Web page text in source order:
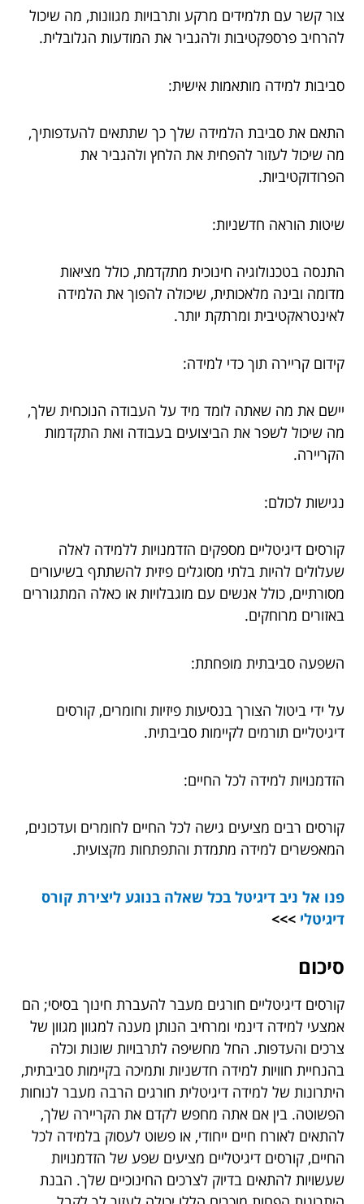
צור קשר עם תלמידים מרקע ותרבויות מגוונות, מה שיכול
להרחיב פרספקטיבות ולהגביר את המודעות הגלובלית.
סביבות למידה מותאמות אישית:
התאם את סביבת הלמידה שלך כך שתתאים להעדפותיך,
מה שיכול לעזור להפחית את הלחץ ולהגביר את
הפרודוקטיביות.
שיטות הוראה חדשניות:
התנסה בטכנולוגיה חינוכית מתקדמת, כולל מציאות
מדומה ובינה מלאכותית, שיכולה להפוך את הלמידה
לאינטראקטיבית ומרתקת יותר.
קידום קריירה תוך כדי למידה:
יישם את מה שאתה לומד מיד על העבודה הנוכחית שלך,
מה שיכול לשפר את הביצועים בעבודה ואת התקדמות
הקריירה.
נגישות לכולם:
קורסים דיגיטליים מספקים הזדמנויות ללמידה לאלה
שעלולים להיות בלתי מסוגלים פיזית להשתתף בשיעורים
מסורתיים, כולל אנשים עם מוגבלויות או כאלה המתגוררים
באזורים מרוחקים.
השפעה סביבתית מופחתת:
על ידי ביטול הצורך בנסיעות פיזיות וחומרים, קורסים
דיגיטליים תורמים לקיימות סביבתית.
הזדמנויות למידה לכל החיים:
קורסים רבים מציעים גישה לכל החיים לחומרים ועדכונים,
המאפשרים למידה מתמדת והתפתחות מקצועית.
פנו אל ניב דיגיטל בכל שאלה בנוגע ליצירת קורס
דיגיטלי >>>
סיכום
קורסים דיגיטליים חורגים מעבר להעברת חינוך בסיסי; הם
אמצעי למידה דינמי ומרחיב הנותן מענה למגוון מגוון של
צרכים והעדפות. החל מחשיפה לתרבויות שונות וכלה
בהנחיית חוויות למידה חדשניות ותמיכה בקיימות סביבתית,
היתרונות של למידה דיגיטלית חורגים הרבה מעבר לנוחות
הפשוטה. בין אם אתה מחפש לקדם את הקריירה שלך,
להתאים לאורח חיים ייחודי, או פשוט לעסוק בלמידה לכל
החיים, קורסים דיגיטליים מציעים שפע של הזדמנויות
שעשויות להתאים בדיוק לצרכים החינוכיים שלך. הבנת